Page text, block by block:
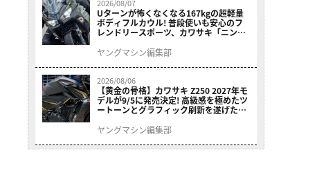
2026/08/07
Uターンが怖くなくなる167kgの超軽量
ボディフルカウル! 普段使いも安心のフ
レンドリースポーツ、カワサキ「ニンジ
9/5発売
ヤングマシン編集部
2026/08/06
【黄金の骨格】カワサキ Z250 2027年モ
デルが9/5に発売決定! 高級感を極めたツ
ートーンとグラフィック刷新を遂げた本
ヤングマシン編集部